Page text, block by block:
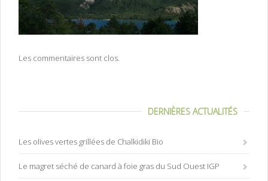
Les commentaires sont clos.
DERNIÈRES ACTUALITÉS
Les olives vertes grillées de Chalkidiki Bio
Le magret séché de canard à foie gras du Sud Ouest IGP